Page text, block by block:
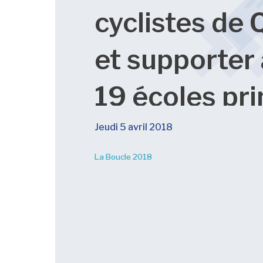
cyclistes de
et supporter
19 écoles
de la Centre
services
Jeudi 5 avril 2018
La Boucle 2018